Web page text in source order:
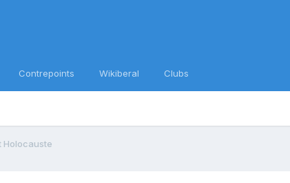
Contrepoints Wikiberal Clubs
Holocauste